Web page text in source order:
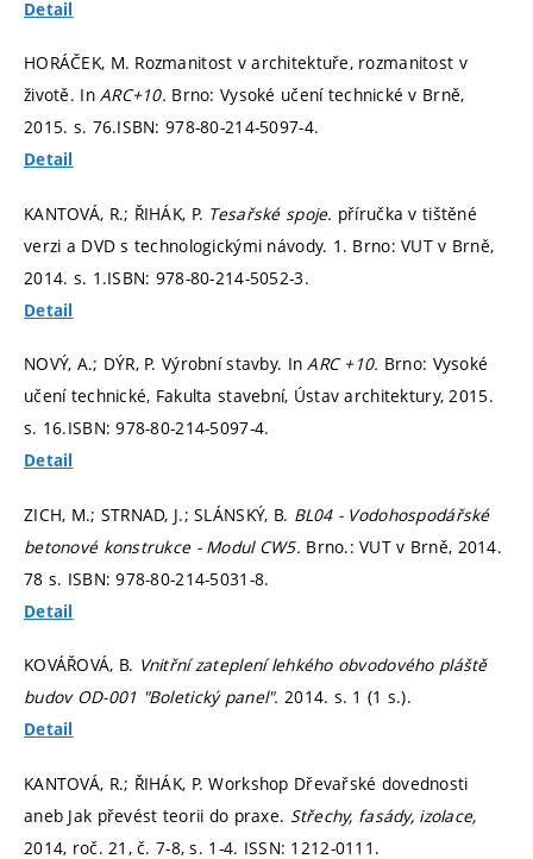
Detail
HORÁČEK, M. Rozmanitost v architektuře, rozmanitost v
životě. InARC+10. Brno: Vysoké učení technické v Brně,
2015. s. 76.ISBN: 978-80-214-5097-4.
Detail
KANTOVÁ, R.; ŘIHÁK, P. Tesařské spoje. příručka v tištěné
verzi a DVD s technologickými návody. 1. Brno: VUT v Brně,
2014. s. 1.ISBN: 978-80-214-5052-3.
Detail
NOVÝ, A.; DÝR, P. Výrobní stavby. InARC +10. Brno: Vysoké
učení technické, Fakulta stavební, Ústav architektury, 2015.
s. 16.ISBN: 978-80-214-5097-4.
Detail
ZICH, M.; STRNAD, J.; SLÁNSKÝ, B. BL04 - Vodohospodářské
betonové konstrukce - Modul CW5. Brno.: VUT v Brně, 2014.
78 s. ISBN: 978-80-214-5031-8.
Detail
KOVÁŘOVÁ, B. Vnitřní zateplení lehkého obvodového pláště
budov OD-001 "Boletický panel". 2014. s. 1 (1 s.).
Detail
KANTOVÁ, R.; ŘIHÁK, P. Workshop Dřevařské dovednosti
aneb Jak převést teorii do praxe. Střechy, fasády, izolace,
2014, roč. 21, č. 7-8,s. 1-4. ISSN: 1212-0111.